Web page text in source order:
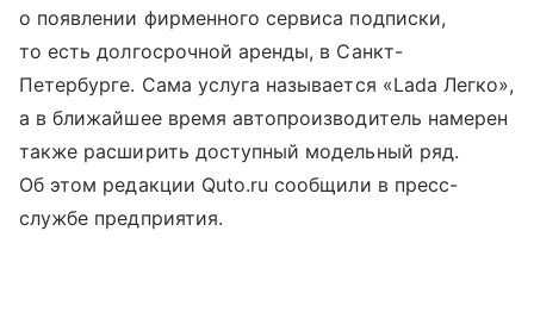
о появлении фирменного сервиса подписки,
то есть долгосрочной аренды, в Санкт-
Петербурге. Сама услуга называется «Lada Легко»,
а в ближайшее время автопроизводитель намерен
также расширить доступный модельный ряд.
Об этом редакции Quto.ru сообщили в пресс-
службе предприятия.